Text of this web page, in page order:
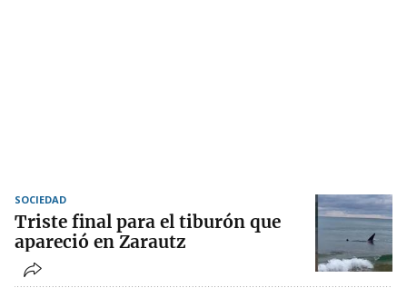
SOCIEDAD
Triste final para el tiburón que
apareció en Zarautz